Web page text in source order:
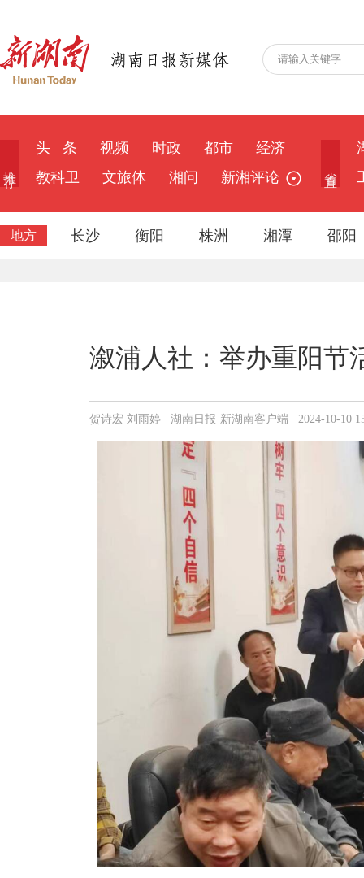
头 条 视频 时政 都市
经济
教科卫
文旅体 湘问 新湘评论
地方 长沙 衡阳 株洲 湘潭 邵阳
溆浦人社：举办重阳节
贺诗宏 刘雨婷 湖南日报·新湖南客户端 2024-10-10